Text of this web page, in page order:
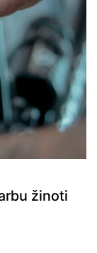
žinoti